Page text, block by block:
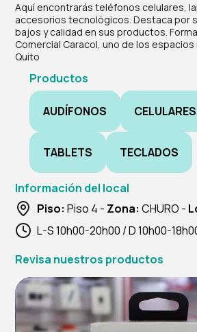
Aquí encontrarás teléfonos celulares,
accesorios tecnológicos. Destaca por
bajos y calidad en sus productos.
Comercial Caracol, uno de los
Quito
Productos
AUDÍFONOS CELULARES
TABLETS TECLADOS
Información del local
Piso: Piso 4 - Zona: CHURO -
L-S 10h00-20h00 / D 10h00-
Revisa nuestros productos